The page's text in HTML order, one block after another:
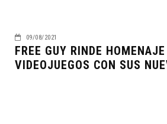
09/08/2021
FREE GUY RINDE
VIDEOJUEGOS CON SUS